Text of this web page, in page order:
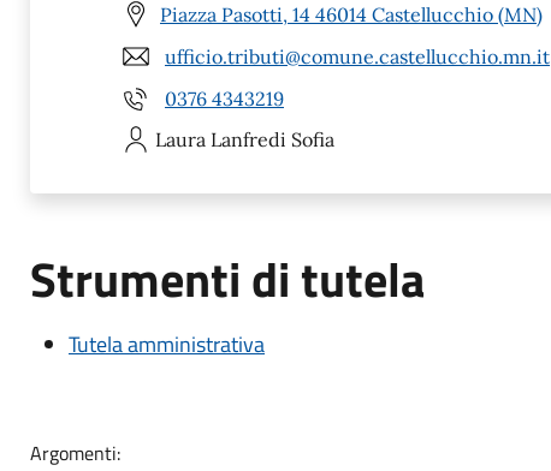
Piazza Pasotti, 14 46014 Castellucchio (MN)
ufficio.tributi@comune.castellucchio.mn.it
0376 4343219
Laura Lanfredi Sofia
Strumenti di tutela
Tutela amministrativa
Argomenti: